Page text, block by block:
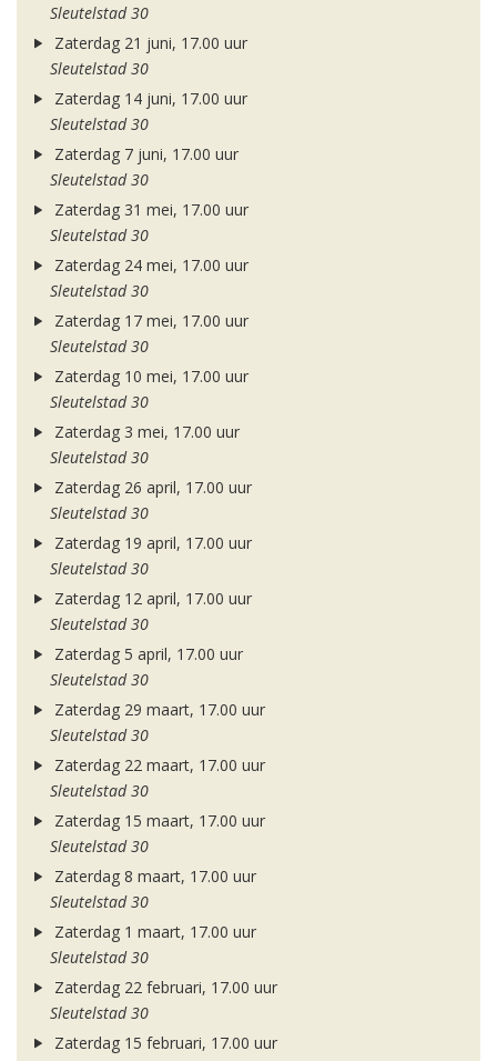
Sleutelstad 30
Zaterdag 21 juni, 17.00 uur
Sleutelstad 30
Zaterdag 14 juni, 17.00 uur
Sleutelstad 30
Zaterdag 7 juni, 17.00 uur
Sleutelstad 30
Zaterdag 31 mei, 17.00 uur
Sleutelstad 30
Zaterdag 24 mei, 17.00 uur
Sleutelstad 30
Zaterdag 17 mei, 17.00 uur
Sleutelstad 30
Zaterdag 10 mei, 17.00 uur
Sleutelstad 30
Zaterdag 3 mei, 17.00 uur
Sleutelstad 30
Zaterdag 26 april, 17.00 uur
Sleutelstad 30
Zaterdag 19 april, 17.00 uur
Sleutelstad 30
Zaterdag 12 april, 17.00 uur
Sleutelstad 30
Zaterdag 5 april, 17.00 uur
Sleutelstad 30
Zaterdag 29 maart, 17.00 uur
Sleutelstad 30
Zaterdag 22 maart, 17.00 uur
Sleutelstad 30
Zaterdag 15 maart, 17.00 uur
Sleutelstad 30
Zaterdag 8 maart, 17.00 uur
Sleutelstad 30
Zaterdag 1 maart, 17.00 uur
Sleutelstad 30
Zaterdag 22 februari, 17.00 uur
Sleutelstad 30
Zaterdag 15 februari, 17.00 uur